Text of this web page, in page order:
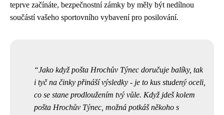
teprve začínáte, bezpečnostní zámky by měly být nedílnou
součástí vašeho sportovního vybavení pro posilování.
Jako když pošta Hrochův Týnec doručuje balíky, tak
i tyč na činky přináší výsledky - je to kus studený oceli,
co se stane prodloužením tvý vůle. Když jdeš kolem
pošta Hrochův Týnec, možná potkáš někoho s